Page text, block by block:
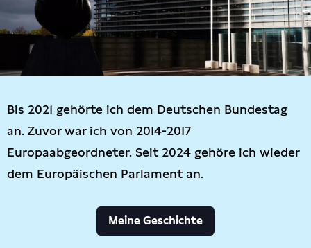
Bis 2021 gehörte ich dem Deutschen Bundestag
an. Zuvor war ich von 2014-2017
Europaabgeordneter. Seit 2024 gehöre ich wieder
dem Europäischen Parlament an.
Meine Geschichte